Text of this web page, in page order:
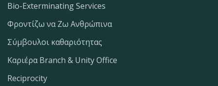
Bio-Exterminating Services
Φροντίζω να Ζω Ανθρώπινα
Σύμβουλοι καθαριότητας
Καριέρα Branch & Unity Office
Reciprocity